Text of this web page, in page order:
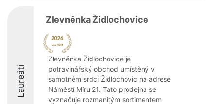
Laureáti
Zlevněnka Židlochovice
Zlevněnka Židlochovice je
potravinářský obchod umístěný v
samotném srdci Židlochovic na adrese
Náměstí Míru 21. Tato prodejna se
vyznačuje rozmanitým sortimentem